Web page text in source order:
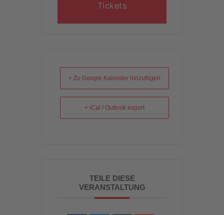
Tickets
+ Zu Google Kalender hinzufügen
+ iCal / Outlook export
TEILE DIESE
VERANSTALTUNG